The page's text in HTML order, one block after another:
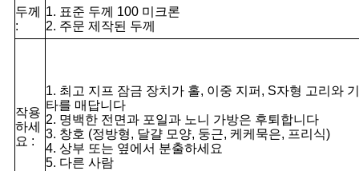
두께
:
1. 표준 두께 100 미크론
2. 주문 제작된 두께
작용
하세
요 :
1. 최고 지프 잠금 장치가 홀, 이중 지퍼, S자형 고리와 기
타를 매답니다
2. 명백한 전면과 포일과 노니 가방은 후퇴합니다
3. 창호 (정방형, 달걀 모양, 둥근, 케케묵은, 프리식)
4. 상부 또는 옆에서 분출하세요
5. 다른 사람